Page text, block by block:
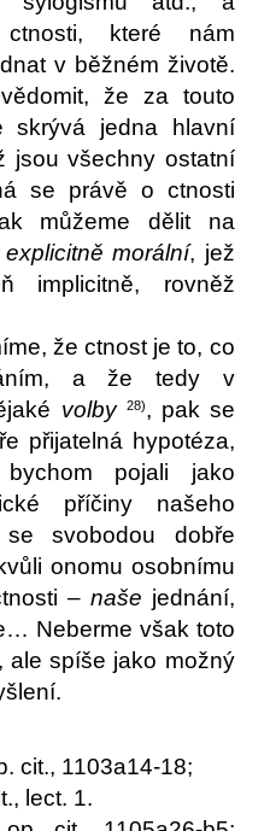
ctnosti, které nám
v běžném životě.
že za touto
skrývá jedna hlavní
jsou všechny ostatní
se právě o ctnosti
můžeme dělit na
explicitně morální, jež
implicitně, rovněž
že ctnost je to, co
a že tedy v
volby 28), pak se
přijatelná hypotéza,
pojali jako
příčiny našeho
svobodou dobře
onomu osobnímu
– naše jednání,
Neberme však toto
ale spíše jako možný
cit., 1103a14-18;
lect. 1.